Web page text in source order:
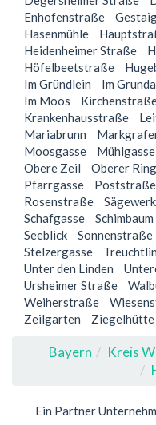
Enhofenstraße
Hasenmühle
Heidenheimer Straße
Höfelbeetstraße
Im Gründlein
Im
Im Moos
Krankenhausstraße
Mariabrunn
Moosgasse
Mühlgasse
Obere Zeil
Oberer Ring
Pfarrgasse
Poststraße
Rosenstraße
Sägewerk
Schafgasse
Schimbaum
Seeblick
Sonnenstraße
Stelzergasse
Unter den Linden
Ursheimer Straße
Weiherstraße
Zeilgarten
Ziegelhütte
Bayern
Kreis
Ein Partner